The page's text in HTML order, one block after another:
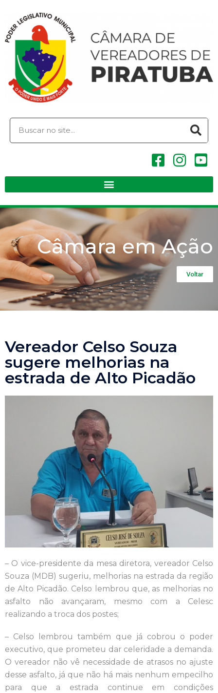
Câmara em Ação
Voltar
Vereador Celso Souza
sugere melhorias na
estrada de Alto Picadão
– O vice-presidente da mesa diretora, vereador Celso
Souza (MDB) sugeriu, melhorias na estrada da região
de Alto Picadão. Celso lembrou que, as melhorias no
asfalto não avançaram, mesmo com a Celesc
realizando a troca dos postes;
– Celso lembrou também que já cobrou o poder
executivo, que prometeu dar celeridade a demanda.
O vereador não vê necessidade de atrasos no ajuste
desse asfalto, já que não há mais nenhum empecilho
para que a estrada continue em condições